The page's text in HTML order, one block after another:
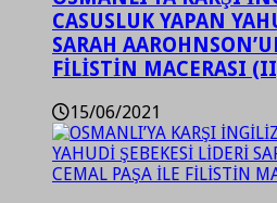
CASUSLUK YAPAN
SARAH
FİLİSTİN MACERASI
15/06/2021